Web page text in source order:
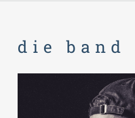
die band